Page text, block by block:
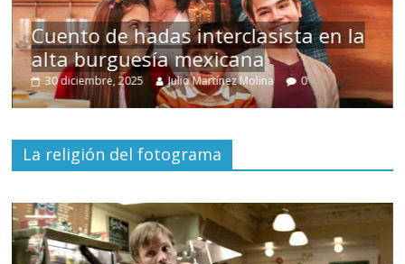
Cuento de hadas interclasista en la
alta burguesía mexicana
30 diciembre, 2025 Julio Martínez Molina 0
La religión del fotograma